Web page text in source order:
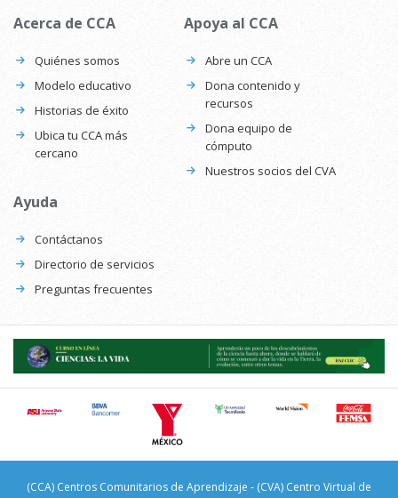
Acerca de CCA
Quiénes somos
Modelo educativo
Historias de éxito
Ubica tu CCA más
cercano
Apoya al CCA
Abre un CCA
Dona contenido y
recursos
Dona equipo de
cómputo
Nuestros socios del CVA
Ayuda
Contáctanos
Directorio de servicios
Preguntas frecuentes
(CCA) Centros Comunitarios de Aprendizaje - (CVA) Centro Virtual de